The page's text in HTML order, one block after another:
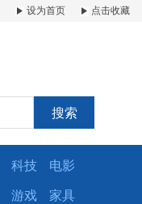
设为首页 点击收藏
搜索
科技 电影
游戏 家具